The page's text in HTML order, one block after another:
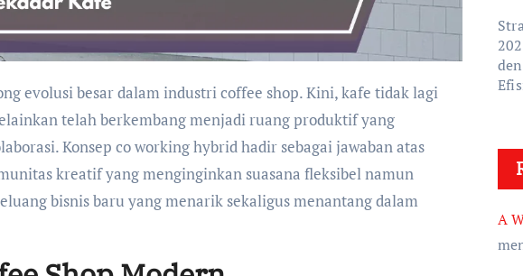
telah berkembang menjadi ruang produktif yang
Konsep co working hybrid hadir sebagai jawaban atas
kreatif yang menginginkan suasana fleksibel namun
bisnis baru yang menarik sekaligus menantang dalam
A